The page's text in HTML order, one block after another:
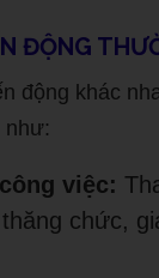
ĐỘNG
động khác
như:
việc:
chức,